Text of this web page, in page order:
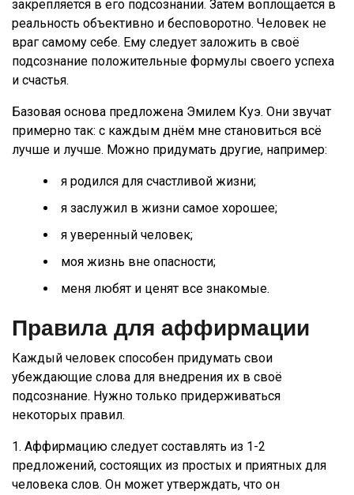
закрепляется в его подсознании. Затем воплощается в
реальность объективно и бесповоротно. Человек не
враг самому себе. Ему следует заложить в своё
подсознание положительные формулы своего успеха
и счастья.
Базовая основа предложена Эмилем Куэ. Они звучат
примерно так: с каждым днём мне становиться всё
лучше и лучше. Можно придумать другие, например:
я родился для счастливой жизни;
я заслужил в жизни самое хорошее;
я уверенный человек;
моя жизнь вне опасности;
меня любят и ценят все знакомые.
Правила для аффирмации
Каждый человек способен придумать свои
убеждающие слова для внедрения их в своё
подсознание. Нужно только придерживаться
некоторых правил.
1. Аффирмацию следует составлять из 1-2
предложений, состоящих из простых и приятных для
человека слов. Он может утверждать, что он